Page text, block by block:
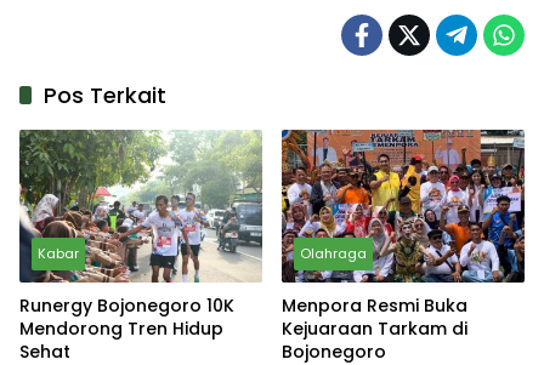
Pos Terkait
Kabar
Runergy Bojonegoro 10K
Mendorong Tren Hidup
Sehat
Olahraga
Menpora Resmi Buka
Kejuaraan Tarkam di
Bojonegoro